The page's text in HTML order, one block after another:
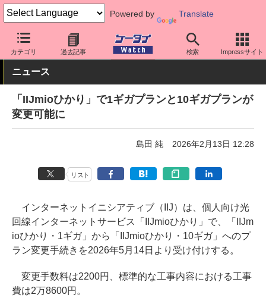
Powered by Translate
カテゴリ 過去記事 検索 Impressサイト
ケータイ Watch 格安スマホ/格安SIM 格安SIM/MVNO IIJ
ニュース
「IIJmioひかり」で1ギガプランと10ギガプランが
変更可能に
島田 純 2026年2月13日 12:28
リスト
インターネットイニシアティブ（IIJ）は、個人向け光
回線インターネットサービス「IIJmioひかり」で、「IIJm
ioひかり・1ギガ」から「IIJmioひかり・10ギガ」へのプ
ラン変更手続きを2026年5月14日より受け付けする。
変更手数料は2200円、標準的な工事内容における工事
費は2万8600円。